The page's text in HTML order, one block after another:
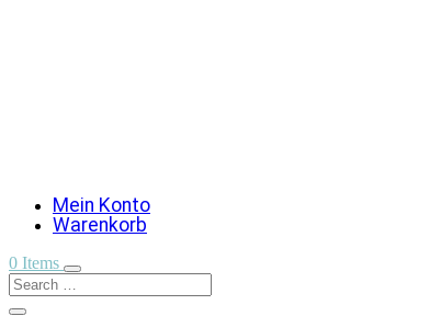
Mein Konto
Warenkorb
0 Items